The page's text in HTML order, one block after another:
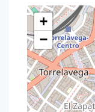
+
−